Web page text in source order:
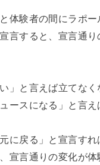
体験者の間にラポー
言すると、宣言通り
」と言えば立てなく
ースになる」と言
に戻る」と宣言す
宣言通りの変化が体